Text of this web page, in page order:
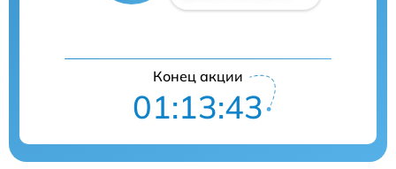
Конец акции
01:13:42